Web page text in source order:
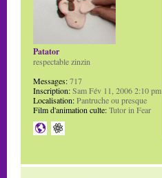
Patator
respectable zinzin
Messages:717
Inscription:Sam Fév 11, 2006 2:10 pm
Localisation:Pantruche ou presque
Film d'animation culte:Tutor in Fear